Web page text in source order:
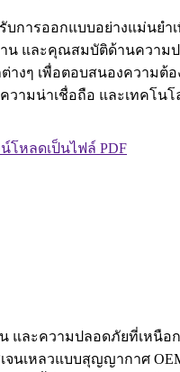
บการออกแบบอย่างแม่นย
น และคุณสมบัติด้านความ
างๆ เพื่อตอบสนองความต้
ามน่าเชื่อถือ และเทคโนโ
โหลดเป็นไฟล์ PDF
และความปลอดภัยที่เหนือ
นเหลวแบบสุญญากาศ